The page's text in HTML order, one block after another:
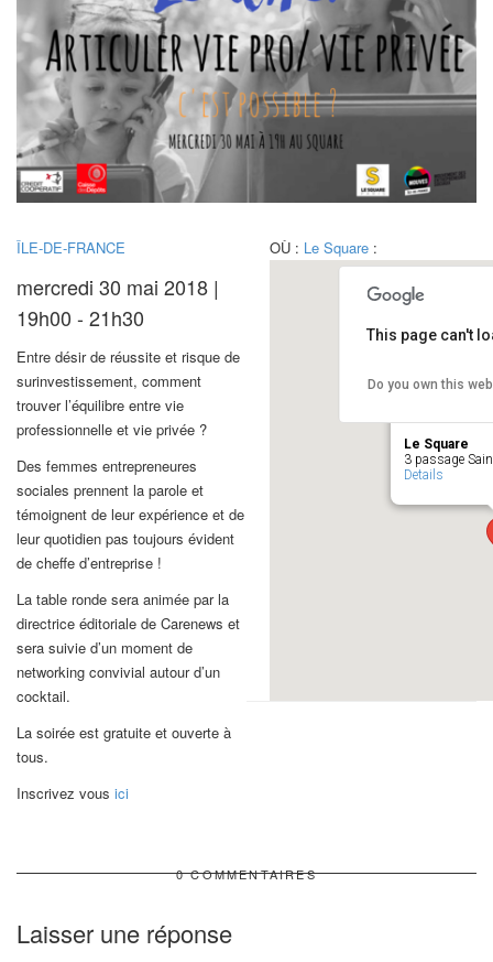
ÎLE-DE-FRANCE
mercredi 30 mai 2018 |
19h00 - 21h30
Entre désir de réussite et risque de
surinvestissement, comment
trouver l’équilibre entre vie
professionnelle et vie privée ?
Des femmes entrepreneures
sociales prennent la parole et
témoignent de leur expérience et de
leur quotidien pas toujours évident
de cheffe d’entreprise !
La table ronde sera animée par la
directrice éditoriale de Carenews et
sera suivie d’un moment de
networking convivial autour d’un
cocktail.
La soirée est gratuite et ouverte à
tous.
Inscrivez vous ici
OÙ : Le Square:
Le Square
3 passage
Details
This page can't
Do you own this
0 COMMENTAIRES
Laisser une réponse